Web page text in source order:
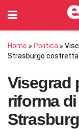
Home » Politica »
Strasburgo costretta
Visegrad
riforma